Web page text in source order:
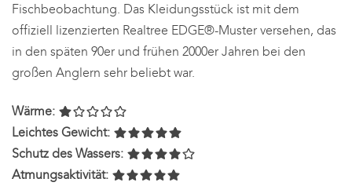
Fischbeobachtung. Das Kleidungsstück ist mit dem
offiziell lizenzierten Realtree EDGE®-Muster versehen, das
in den späten 90er und frühen 2000er Jahren bei den
großen Anglern sehr beliebt war.
Wärme:
Leichtes Gewicht:
Schutz des Wassers:
Atmungsaktivität: